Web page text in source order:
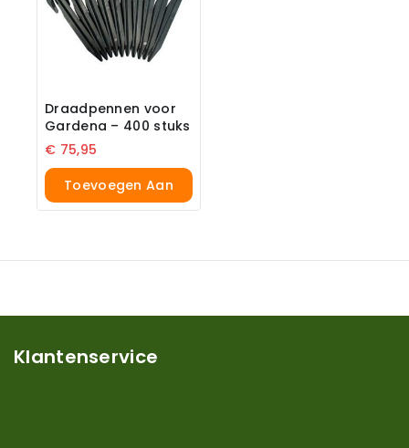
Draadpennen voor
Gardena – 400 stuks
€ 75,95
Toevoegen Aan
Winkelwagen
Klantenservice